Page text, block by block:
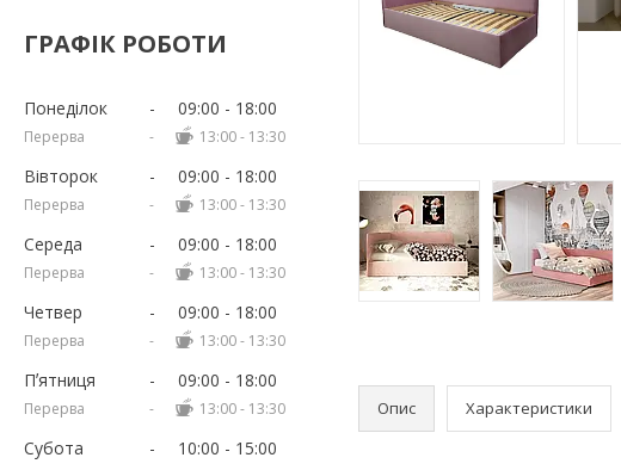
ГРАФІК РОБОТИ
Понеділок 09:00 18:00
13:00 13:30
Вівторок 09:00 18:00
13:00 13:30
Середа 09:00 18:00
13:00 13:30
Четвер 09:00 18:00
13:00 13:30
Пʼятниця 09:00 18:00
13:00 13:30
Субота 10:00
15:00
Опис Характеристики